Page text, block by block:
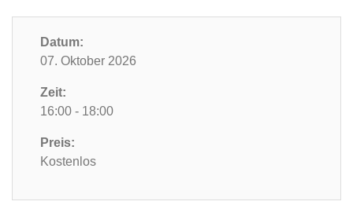
Datum:
07. Oktober 2026
Zeit:
16:00 - 18:00
Preis:
Kostenlos